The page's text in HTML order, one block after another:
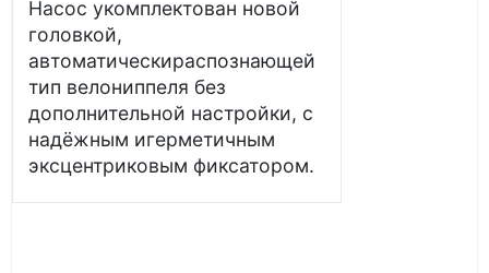
Насос укомплектован новой
головкой,
автоматическираспознающей
тип велониппеля без
дополнительной настройки, с
надёжным игерметичным
эксцентриковым фиксатором.